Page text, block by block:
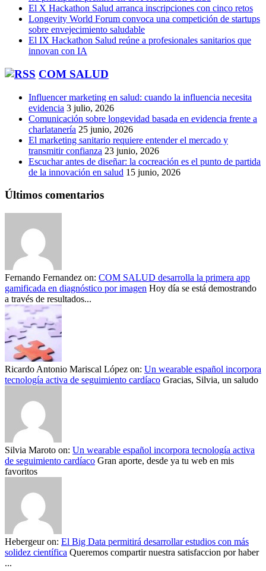
El X Hackathon Salud arranca inscripciones con cinco retos
Longevity World Forum convoca una competición de startups
sobre envejecimiento saludable
El IX Hackathon Salud reúne a profesionales sanitarios que
innovan con IA
COM SALUD
Influencer marketing en salud: cuando la influencia necesita
evidencia 3 julio, 2026
Comunicación sobre longevidad basada en evidencia frente a
charlatanería 25 junio, 2026
El marketing sanitario requiere entender el mercado y
transmitir confianza 23 junio, 2026
Escuchar antes de diseñar: la cocreación es el punto de partida
de la innovación en salud 15 junio, 2026
Últimos comentarios
Fernando Fernandez on: COM SALUD desarrolla la primera app
gamificada en diagnóstico por imagen Hoy día se está demostrando
a través de resultados...
Ricardo Antonio Mariscal López on: Un wearable español incorpora
tecnología activa de seguimiento cardíaco Gracias, Silvia, un saludo
Silvia Maroto on: Un wearable español incorpora tecnología activa
de seguimiento cardíaco Gran aporte, desde ya tu web en mis
favoritos
Hebergeuron: El Big Data permitirá desarrollar estudios con más
solidez científica Queremos compartir nuestra satisfaccion por haber
...